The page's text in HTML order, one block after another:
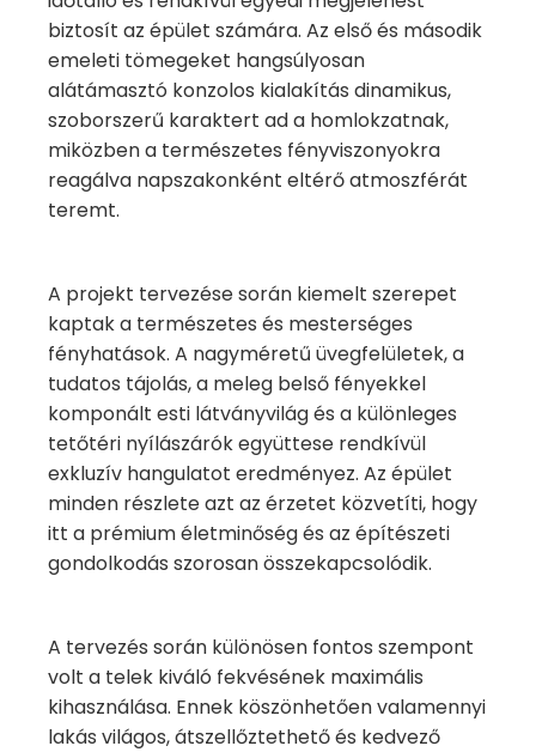
biztosít az épület számára. Az első és második
emeleti tömegeket hangsúlyosan
alátámasztó konzolos kialakítás dinamikus,
szoborszerű karaktert ad a homlokzatnak,
miközben a természetes fényviszonyokra
reagálva napszakonként eltérő atmoszférát
teremt.
A projekt tervezése során kiemelt szerepet
kaptak a természetes és mesterséges
fényhatások. A nagyméretű üvegfelületek, a
tudatos tájolás, a meleg belső fényekkel
komponált esti látványvilág és a különleges
tetőtéri nyílászárók együttese rendkívül
exkluzív hangulatot eredményez. Az épület
minden részlete azt az érzetet közvetíti, hogy
itt a prémium életminőség és az építészeti
gondolkodás szorosan összekapcsolódik.
A tervezés során különösen fontos szempont
volt a telek kiváló fekvésének maximális
kihasználása. Ennek köszönhetően valamennyi
lakás világos, átszellőztethető és kedvező